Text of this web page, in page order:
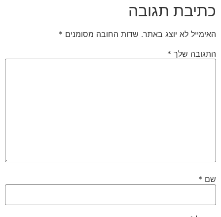
כתיבת תגובה
האימייל לא יוצג באתר. שדות החובה מסומנים *
התגובה שלך *
שם *